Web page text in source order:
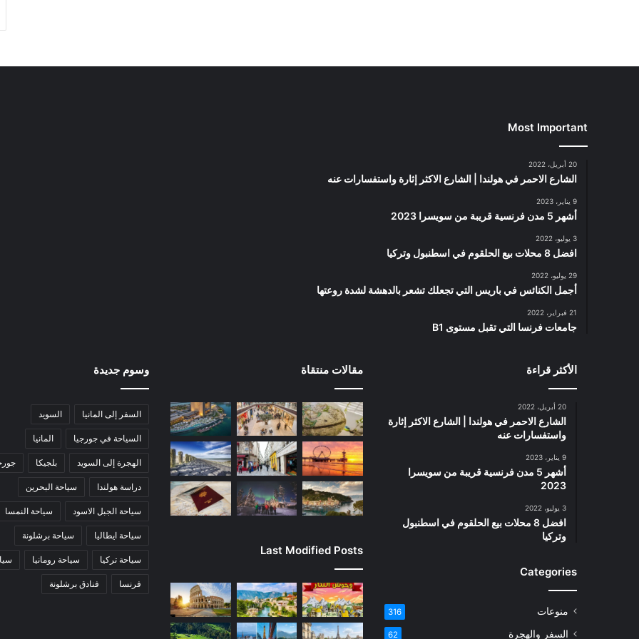
Most Important
20 أبريل، 2022
الشارع الاحمر في هولندا | الشارع الاكثر إثارة واستفسارات عنه
9 يناير، 2023
أشهر 5 مدن فرنسية قريبة من سويسرا 2023
3 يوليو، 2022
افضل 8 محلات بيع الحلقوم في اسطنبول وتركيا
29 يوليو، 2022
أجمل الكنائس في باريس التي تجعلك تشعر بالدهشة لشدة روعتها
21 فبراير، 2022
جامعات فرنسا التي تقبل مستوى B1
الأكثر قراءة
20 أبريل، 2022
الشارع الاحمر في هولندا | الشارع الاكثر إثارة
واستفسارات عنه
9 يناير، 2023
أشهر 5 مدن فرنسية قريبة من سويسرا
2023
3 يوليو، 2022
افضل 8 محلات بيع الحلقوم في اسطنبول
وتركيا
Categories
منوعات 316
السفر والهجرة 62
مقالات منتقاة
Last Modified Posts
وسوم جديدة
السفر إلى المانيا السويد
السياحة في جورجيا المانيا
الهجرة إلى السويد بلجيكا
دراسة هولندا سياحة البحرين
سياحة الجبل الاسود سياحة النمسا
سياحة ايطاليا سياحة برشلونة
سياحة تركيا سياحة رومانيا
فرنسا فنادق برشلونة